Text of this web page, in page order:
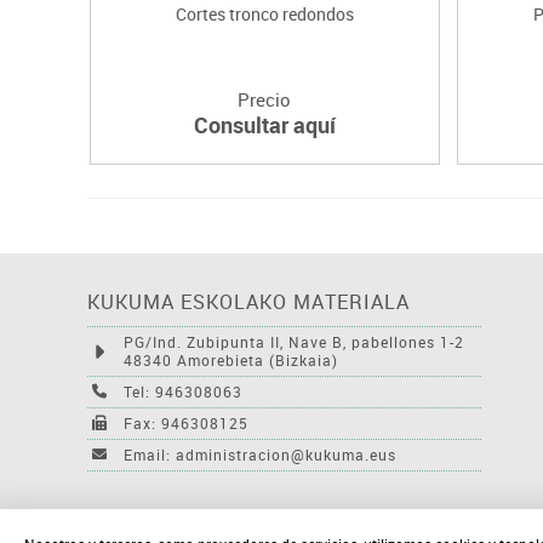
Cortes tronco redondos
Precio
Consultar aquí
KUKUMA ESKOLAKO MATERIALA
PG/Ind. Zubipunta II, Nave B, pabellones 1-2
48340 Amorebieta (Bizkaia)
Tel: 946308063
Fax: 946308125
Email: administracion@kukuma.eus